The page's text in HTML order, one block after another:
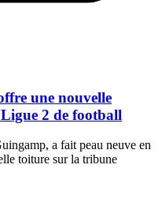
une nouvelle
2 de football
a fait peau neuve en
toiture sur la tribune